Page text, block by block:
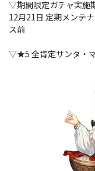
▽期間限定ガチャ実施
12月21日 定期メンテ
ス前
▽★5 全肯定サンタ・